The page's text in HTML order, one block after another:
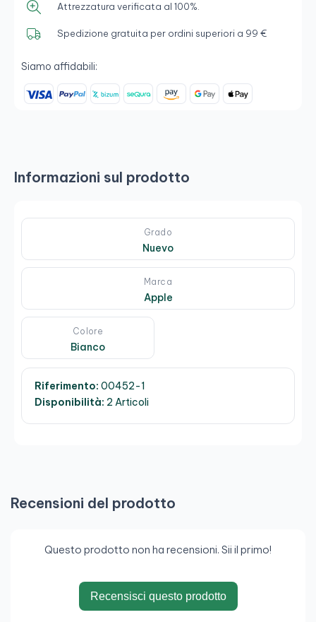
Attrezzatura verificata al 100%.
Spedizione gratuita per ordini superiori a 99 €
Siamo affidabili:
Informazioni sul prodotto
Grado
Nuevo
Marca
Apple
Colore
Bianco
Riferimento: 00452-1
Disponibilità: 2 Articoli
Recensioni del prodotto
Questo prodotto non ha recensioni. Sii il primo!
Recensisci questo prodotto